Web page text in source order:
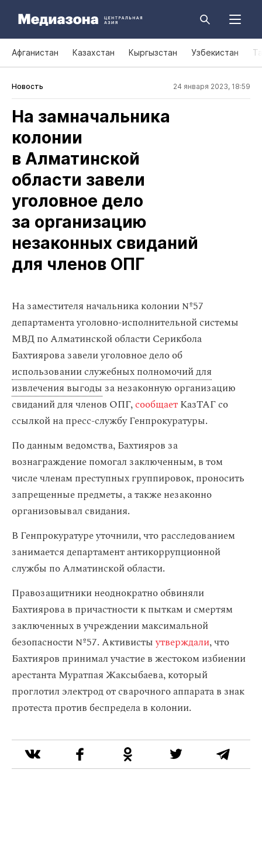
Афганистан Казахстан Кыргызстан Узбекистан
Новость 24 января 2023, 18:59
На замначальника
колонии
в Алматинской
области завели
уголовное дело
за организацию
незаконных свиданий
для членов ОПГ
На заместителя начальника колонии №57
департамента уголовно-исполнительной системы
МВД по Алматинской области Серикбола
Бахтиярова завели уголовное дело об
использовании служебных полномочий для
извлечения выгоды за незаконную организацию
свиданий для членов ОПГ,сообщаетКазТАГ со
ссылкой на пресс-службу Генпрокуратуры.
По данным ведомства, Бахтияров за
вознаграждение помогал заключенным, в том
числе членам преступных группировок, проносить
запрещенные предметы, а также незаконно
организовывал свидания.
В Генпрокуратуре уточнили, что расследованием
занимается департамент антикоррупционной
службы по Алматинской области.
Правозащитники неоднократно обвиняли
Бахтиярова в причастности к пыткам и смертям
заключенных в учреждении максимальной
безопасности №57. Активистыутверждали, что
Бахтияров принимал участие в жестоком избиении
арестанта Муратпая Жаксыбаева, который
проглотил электрод от сварочного аппарата в знак
протеста против беспредела в колонии.